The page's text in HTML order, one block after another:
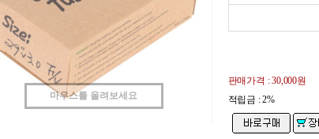
마우스를 올려보세요
판매가격 :30,000원
적립금 : 2%